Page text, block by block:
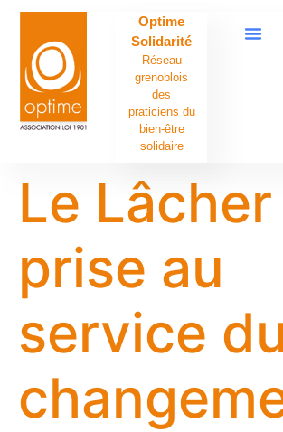
Optime
Solidarité
Réseau
grenoblois
des
praticiens du
bien-être
solidaire
Le Lâcher
prise au
service